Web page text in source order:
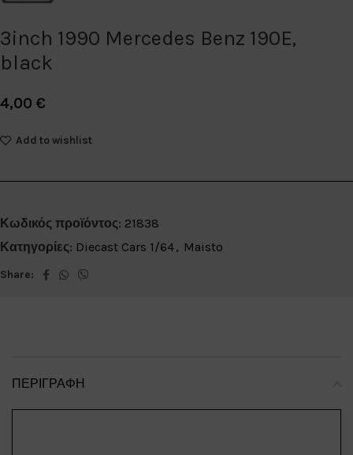
3inch 1990 Mercedes Benz 190E,
black
4,00 €
Add to wishlist
Κωδικός προϊόντος: 21838
Κατηγορίες: Diecast Cars 1/64, Maisto
Share:
ΠΕΡΙΓΡΑΦΉ